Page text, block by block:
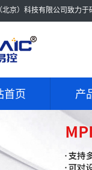
北京）科技有限公司致力
首页 产